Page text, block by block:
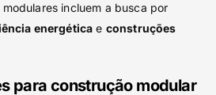
incluem a busca por
energética e construções
para construção modular